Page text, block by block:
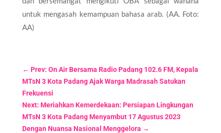
untuk mengasah kemampuan bahasa arab. (AA. Foto:
AA)
← Prev: On Air Bersama Radio Padang 102.6 FM, Kepala
MTsN 3 Kota Padang Ajak Warga Madrasah Satukan
Frekuensi
Next: Meriahkan Kemerdekaan: Persiapan Lingkungan
MTsN 3 Kota Padang Menyambut 17 Agustus 2023
Dengan Nuansa Nasional Menggelora →